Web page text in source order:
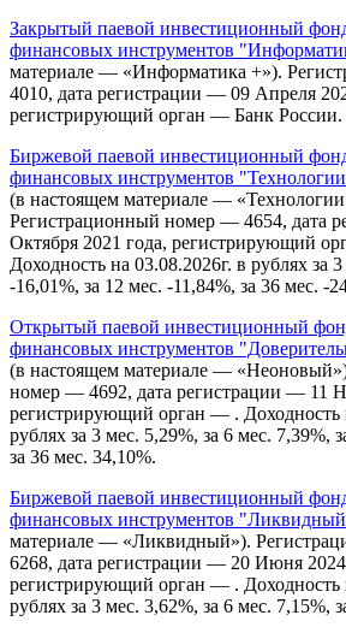
Закрытый паевой инвестиционный
финансовых инструментов
материале — «Информатика +»).
4010, дата регистрации — 09 Апреля
регистрирующий орган — Банк России.
Биржевой паевой инвестиционный
финансовых инструментов
(в настоящем материале —
Регистрационный номер — 4654, дата
Октября 2021 года, регистрирующий
Доходность на 03.08.2026г. в рублях за
-16,01%, за 12 мес. -11,84%, за 36 мес. -
Открытый паевой инвестиционный
финансовых инструментов
(в настоящем материале —
номер — 4692, дата регистрации — 11
регистрирующий орган — . Доходность
рублях за 3 мес. 5,29%, за 6 мес. 7,39%,
за 36 мес. 34,10%.
Биржевой паевой инвестиционный
финансовых инструментов
материале — «Ликвидный»).
6268, дата регистрации — 20 Июня 2024
регистрирующий орган — . Доходность
рублях за 3 мес. 3,62%, за 6 мес. 7,15%,